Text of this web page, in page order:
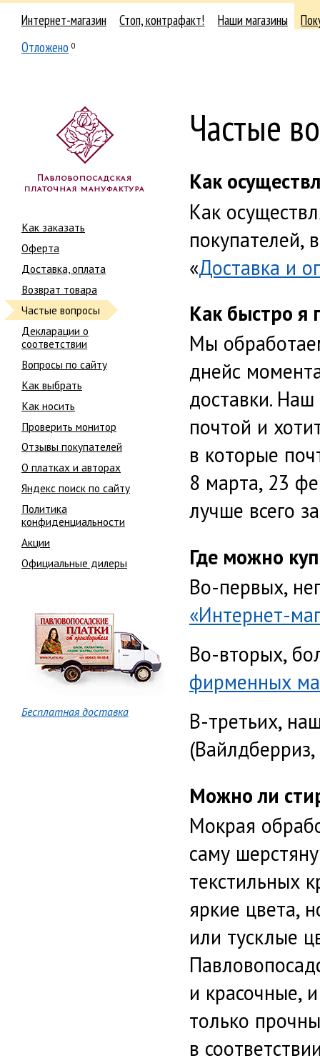
Интернет-магазин Стоп, контрафакт! Наши магазины
Отложено 0
Как заказать
Оферта
Доставка, оплата
Возврат товара
Частые вопросы
Декларации о
соответствии
Вопросы по сайту
Как выбрать
Как носить
Проверить монитор
Отзывы покупателей
О платках и авторах
Яндекс поиск по сайту
Политика
конфиденциальности
Акции
Официальные дилеры
Бесплатная доставка
Частые
Как
Как
покупателей,
«Доставка и
Как быстро я
Мы
днейс
доставки.
почтой и
в которые
8 марта, 23
лучше всего
Где можно
Во-первых,
«Интернет-
Во-вторых,
фирменных
В-третьих,
Можно ли
Мокрая
саму
текстильных
яркие цвета,
или тусклые
и красочные,
только
в